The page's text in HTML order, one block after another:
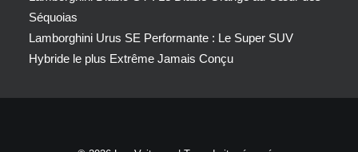
Séquoias
Lamborghini Urus SE Performante : Le Super SUV
Hybride le plus Extrême Jamais Conçu